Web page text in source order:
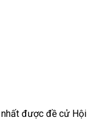
nhất được đề cử Hội